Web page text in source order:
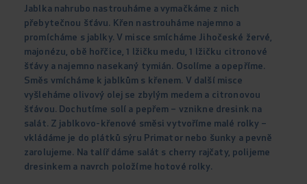
Jablka nahrubo nastrouháme a vymačkáme z nich
přebytečnou šťávu. Křen nastrouháme najemno a
promícháme s jablky. V misce smícháme Jihočeské žervé,
majonézu, obě hořčice, 1 lžičku medu, 1 lžičku citronové
šťávy a najemno nasekaný tymián. Osolíme a opepříme.
Směs vmícháme k jablkům s křenem. V další misce
vyšleháme olivový olej se zbylým medem a citronovou
šťávou. Dochutíme solí a pepřem – vznikne dresink na
salát. Z jablkovo-křenové směsi vytvoříme malé rolky –
vkládáme je do plátků sýru Primator nebo šunky a pevně
zarolujeme. Na talíř dáme salát s cherry rajčaty, polijeme
dresinkem a navrch položíme hotové rolky.